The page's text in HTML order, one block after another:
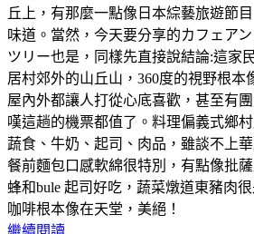
丘上，有那麼一點像日本綜藝旅遊節
味道。當然，今天要分享的カフェア
ツリー也是，同樣先直接說結論:這家
居村郊外的山丘山，360度的視野根本
屋內外都讓人打從心底喜歡，甚至有
嘆這趟的機票都值了。料理偏義式鄉
蔬食、牛奶、起司、肉品，雖談不上
餐前麵包口感軟綿很特別，有點像批
蜂和bule 起司好吃，蔬菜燉道東豬肉
咖啡根本像在天堂，美絕！
繼續閱讀